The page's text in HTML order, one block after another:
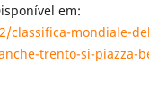
em:
classifica-mondiale-
trento-si-piazza-